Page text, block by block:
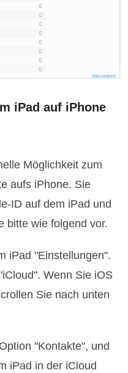
iPad auf iPhone
Möglichkeit zum
aufs iPhone. Sie
ID auf dem iPad und
bitte wie folgend vor.
iPad "Einstellungen".
Wenn Sie iOS
Sie nach unten
"Kontakte", und
iPad in der iCloud